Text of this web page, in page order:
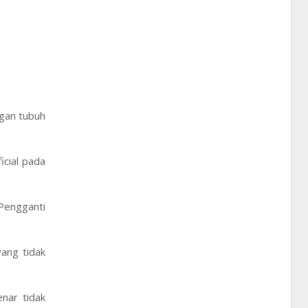
tubuh
pada
tidak
tidak